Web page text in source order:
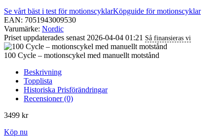
Se vårt bäst i test för motionscyklarKöpguide för motionscyklar
EAN: 7051943009530
Varumärke: Nordic
Priset uppdaterades senast 2026-04-04 01:21 Så finansieras vi
100 Cycle – motionscykel med manuellt motstånd
Beskrivning
Topplista
Historiska Prisförändringar
Recensioner (0)
3499 kr
Köp nu